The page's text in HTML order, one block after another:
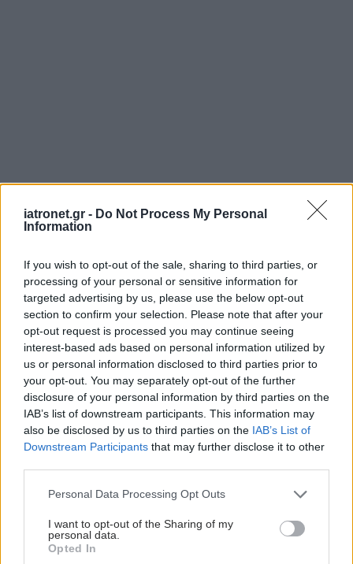
iatronet.gr - Do Not Process My Personal
Information
If you wish to opt-out of the sale, sharing to third parties, or
processing of your personal or sensitive information for
targeted advertising by us, please use the below opt-out
section to confirm your selection. Please note that after your
opt-out request is processed you may continue seeing
interest-based ads based on personal information utilized by
us or personal information disclosed to third parties prior to
your opt-out. You may separately opt-out of the further
disclosure of your personal information by third parties on the
IAB’s list of downstream participants. This information may
also be disclosed by us to third parties on the IAB’s List of
Downstream Participants that may further disclose it to other
Please note that this website/app uses one or more Google
not limited to your visit or usage behaviour. You may click to
grant or deny consent to Google and its third-party tags to
use your data for below specified purposes in below Google
Personal Data Processing Opt Outs
I want to opt-out of the Sharing of my
personal data.
Opted In